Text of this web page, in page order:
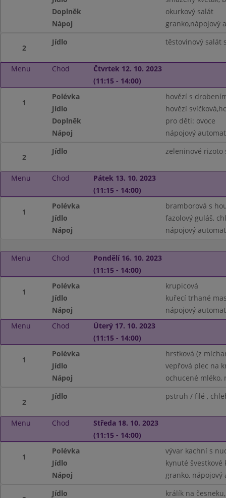
Doplněk
okurkový salát
Nápoj
granko,nápojový
2
Jídlo těstovinový salát
Menu Chod
Čtvrtek 12. 10. 2023
(11:15 - 14:00)
1
Polévka
hovězí s
Jídlo
hovězí
Doplněk
pro děti: ovoce
Nápoj
nápojový automat
2
Jídlo zeleninové rizoto
Menu Chod
Pátek 13. 10. 2023
(11:15 - 14:00)
1
Polévka
bramborová s
Jídlo
fazolový guláš,
Nápoj
nápojový automat
Menu Chod
Pondělí 16. 10. 2023
(11:15 - 14:00)
1
Polévka
krupicová
Jídlo
kuřecí trhané
Nápoj
nápojový
Menu
Chod
Úterý 17. 10. 2023
(11:15 - 14:00)
1
Polévka
hrstková (z
Jídlo
vepřová plec na
Nápoj
ochucené mléko,
2
Jídlo pstruh / filé ,
Menu Chod
Středa 18. 10. 2023
(11:15 - 14:00)
1
Polévka
vývar kachní s
Jídlo
kynuté
Nápoj
granko, nápojový
Jídlo králík na